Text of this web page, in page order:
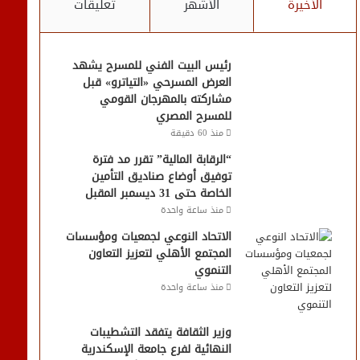
الأخيرة الأشهر تعليقات
رئيس البيت الفني للمسرح يشهد
العرض المسرحي «التياترو» قبل
مشاركته بالمهرجان القومي
للمسرح المصري
منذ 60 دقيقة
“الرقابة المالية” تقرر مد فترة
توفيق أوضاع صناديق التأمين
الخاصة حتى 31 ديسمبر المقبل
منذ ساعة واحدة
الاتحاد النوعي لجمعيات ومؤسسات
المجتمع الأهلي لتعزيز التعاون
التنموي
منذ ساعة واحدة
وزير الثقافة يتفقد التشطيبات
النهائية لفرع جامعة الإسكندرية